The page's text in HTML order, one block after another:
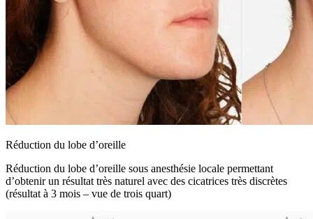
Réduction du lobe d’oreille
Réduction du lobe d’oreille sous anesthésie locale permettant
d’obtenir un résultat très naturel avec des cicatrices très discrètes
(résultat à 3 mois – vue de trois quart)